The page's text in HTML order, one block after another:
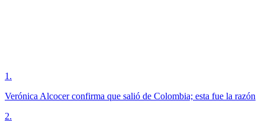
1 .
Verónica Alcocer confirma que salió de Colombia; esta fue la razón
2.